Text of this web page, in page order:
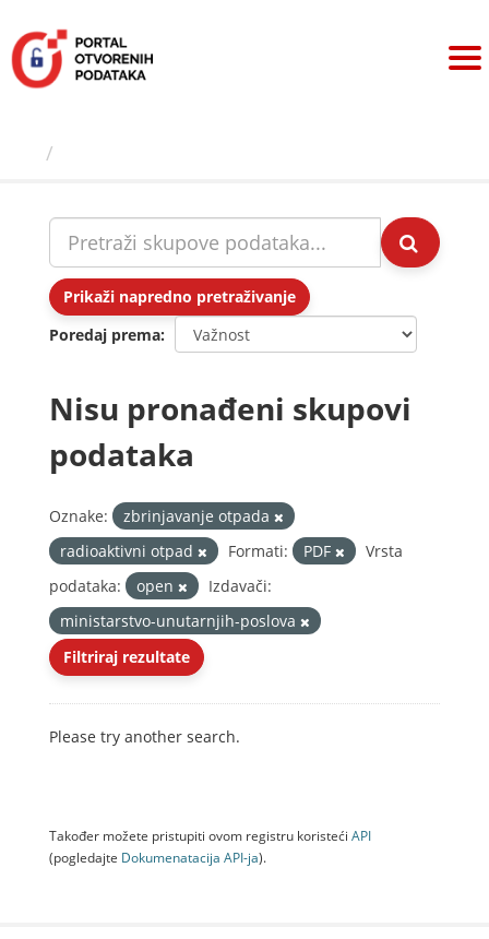
sadržaj
Prikaži napredno pretraživanje
Poredaj prema
Nisu pronađeni skupovi
podataka
Oznake:
zbrinjavanje otpada
radioaktivni otpad
Formati: PDF
Vrsta
podataka:
open
Izdavači:
ministarstvo-unutarnjih-poslova
Filtriraj rezultate
Please try another search.
Također možete pristupiti ovom registru koristeći API
(pogledajte Dokumenаtаcijа API-jа).